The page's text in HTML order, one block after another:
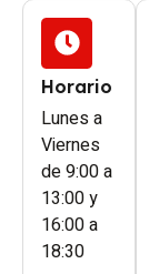
Horario
Lunes a
Viernes
de 9:00 a
13:00 y
16:00 a
18:30